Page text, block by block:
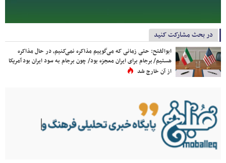
در بحث مشارکت کنید
ابوالفتح: حتی زمانی که می‌گوییم مذاکره نمی‌کنیم، در حال مذاکره
هستیم/ برجام برای ایران معجزه بود/ چون برجام به سود ایران بود آمریکا
از آن خارج شد